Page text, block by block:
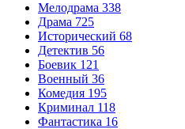
Мелодрама 338
Драма 725
Исторический 68
Детектив 56
Боевик 121
Военный 36
Комедия 195
Криминал 118
Фантастика 16